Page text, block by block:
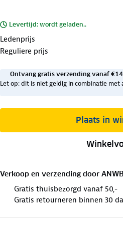
Levertijd: wordt geladen..
Ledenprijs
Reguliere prijs
Ontvang gratis verzending vanaf
Let op: dit is niet geldig in combinatie
Plaats in
Verkoop en verzending door ANWB
Gratis thuisbezorgd vanaf 50,-
Gratis retourneren binnen 30